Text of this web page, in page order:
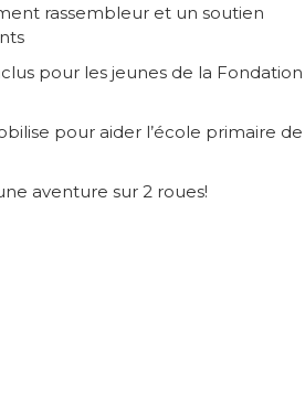
rassembleur et un soutien
pour les jeunes de la Fondation
pour aider l’école primaire de
aventure sur 2 roues!